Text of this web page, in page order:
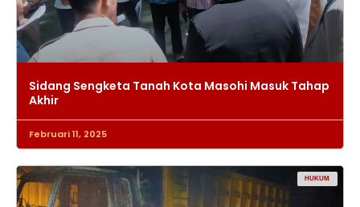
Sidang Sengketa Tanah Kota Masohi Masuk Tahap
Akhir
Februari 11, 2025
HUKUM